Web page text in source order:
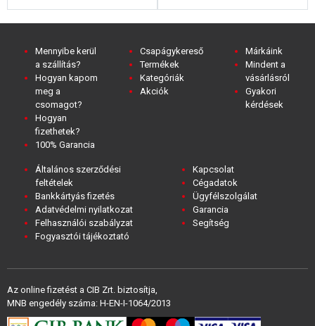
Mennyibe kerül
a szállítás?
Hogyan kapom
meg a
csomagot?
Hogyan
fizethetek?
100% Garancia
Csapágykereső
Termékek
Kategóriák
Akciók
Márkáink
Mindent a
vásárlásról
Gyakori
kérdések
Általános szerződési
feltételek
Bankkártyás fizetés
Adatvédelmi nyilatkozat
Felhasználói szabályzat
Fogyasztói tájékoztató
Kapcsolat
Cégadatok
Ügyfélszolgálat
Garancia
Segítség
Az online fizetést a CIB Zrt. biztosítja,
MNB engedély száma: H-EN-I-1064/2013